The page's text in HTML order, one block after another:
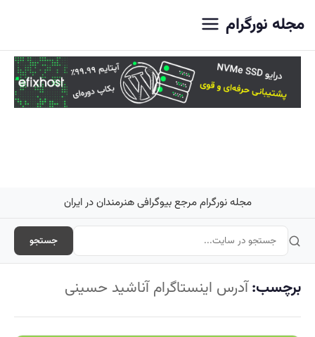
مجله نورگرام
مجله نورگرام مرجع بیوگرافی هنرمندان در ایران
جستجو
برچسب:آدرس اینستاگرام آناشید حسینی